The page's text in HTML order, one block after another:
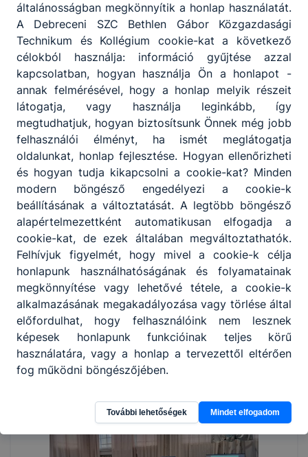
általánosságban megkönnyítik a honlap használatát.
A Debreceni SZC Bethlen Gábor Közgazdasági
Technikum és Kollégium cookie-kat a következő
célokból használja: információ gyűjtése azzal
kapcsolatban, hogyan használja Ön a honlapot -
annak felmérésével, hogy a honlap melyik részeit
látogatja, vagy használja leginkább, így
megtudhatjuk, hogyan biztosítsunk Önnek még jobb
felhasználói élményt, ha ismét meglátogatja
oldalunkat, honlap fejlesztése. Hogyan ellenőrizheti
és hogyan tudja kikapcsolni a cookie-kat? Minden
modern böngésző engedélyezi a cookie-k
beállításának a változtatását. A legtöbb böngésző
alapértelmezettként automatikusan elfogadja a
cookie-kat, de ezek általában megváltoztathatók.
Felhívjuk figyelmét, hogy mivel a cookie-k célja
honlapunk használhatóságának és folyamatainak
megkönnyítése vagy lehetővé tétele, a cookie-k
alkalmazásának megakadályozása vagy törlése által
előfordulhat, hogy felhasználóink nem lesznek
képesek honlapunk funkcióinak teljes körű
használatára, vagy a honlap a tervezettől eltérően
fog működni böngészőjében.
További lehetőségek Mindet elfogadom